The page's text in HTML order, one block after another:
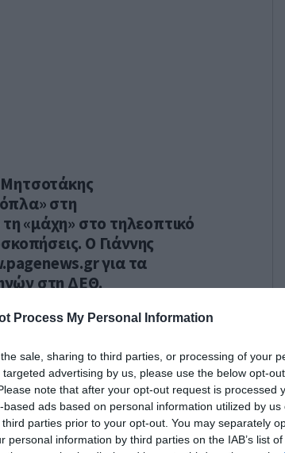
Process My Personal Information
sale, sharing to third parties, or processing of your
advertising by us, please use the below opt-
note that after your opt-out request is processed
ads based on personal information utilized by us
parties prior to your opt-out. You may separately
personal information by third parties on the IAB’s list
Μητσοτάκης
στη
«μάχη» στο τηλεοπτικό
Ο Γιάννης
για τα
στη ΔΕΘ.